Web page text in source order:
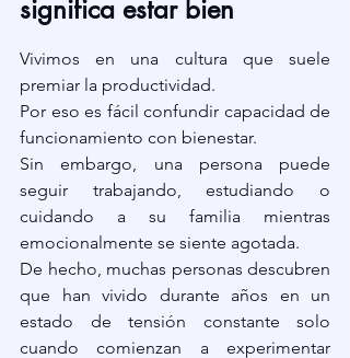
significa estar bien
Vivimos en una cultura que suele
premiar la productividad.
Por eso es fácil confundir capacidad de
funcionamiento con bienestar.
Sin embargo, una persona puede
seguir trabajando, estudiando o
cuidando a su familia mientras
emocionalmente se siente agotada.
De hecho, muchas personas descubren
que han vivido durante años en un
estado de tensión constante solo
cuando comienzan a experimentar